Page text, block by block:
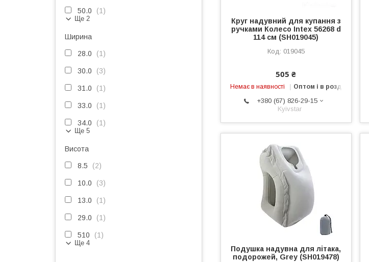
Круг надувний для купання з
ручками Колесо Intex 56268 d
114 см (SH019045)
019045
505 ₴
Немає в наявності Оптом і в роздріб
+380 (67) 826-29-15
Kyivstar
Подушка надувна для літака,
подорожей, Grey (SH019478)
50.0 1
Ще 2
Ширина
28.0 1
30.0 3
31.0 1
33.0 1
34.0 1
Ще 5
Висота
8.5 2
10.0 3
13.0 1
29.0 1
510 1
Ще 4